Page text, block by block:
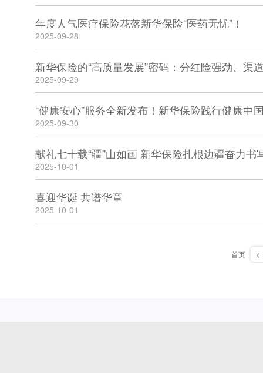
年度人气医疗保险花落新华保险“医药无忧”！
2025-09-28
2025-09-29
2025-09-30
献礼七十载“疆”山如画 新华保险扎根边疆奋力书
2025-10-01
喜迎华诞 共谱华章
2025-10-01
首页 <